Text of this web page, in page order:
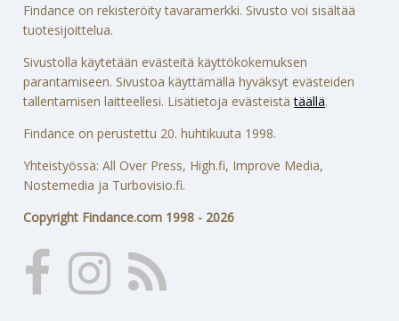
Findance on rekisteröity tavaramerkki. Sivusto voi sisältää
tuotesijoittelua.
Sivustolla käytetään evästeitä käyttökokemuksen
parantamiseen. Sivustoa käyttämällä hyväksyt evästeiden
tallentamisen laitteellesi. Lisätietoja evästeistätäällä.
Findance on perustettu 20. huhtikuuta 1998.
Yhteistyössä: All Over Press, High.fi, Improve Media,
Nostemedia ja Turbovisio.fi.
Copyright Findance.com 1998 - 2026